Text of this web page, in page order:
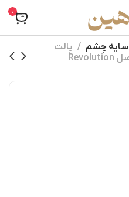
0
سایه چشم
پالت
18رنگ سایه کهکشانی رولوشن اصل Revolution